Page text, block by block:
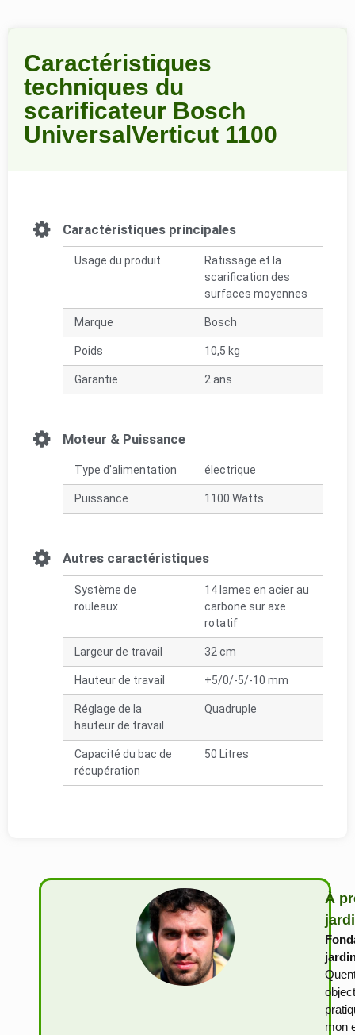
Caractéristiques
techniques du
scarificateur Bosch
UniversalVerticut 1100
Caractéristiques principales
Usage du produit
Ratissage et la
scarification des
surfaces moyennes
Marque Bosch
Poids 10,5 kg
Garantie 2 ans
Moteur & Puissance
Type d'alimentation électrique
Puissance 1100 Watts
Autres caractéristiques
Système de
rouleaux
14 lames en acier au
carbone sur axe
rotatif
Largeur de travail 32 cm
Hauteur de travail +5/0/-5/-10 mm
Réglage de la
hauteur de travail
Quadruple
Capacité du bac de
récupération
50 Litres
À
mon